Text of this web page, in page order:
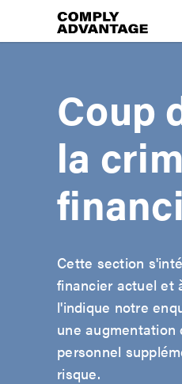
Coup
la
Cette section
financier actuel et
l'indique notre
une
personnel
risque.